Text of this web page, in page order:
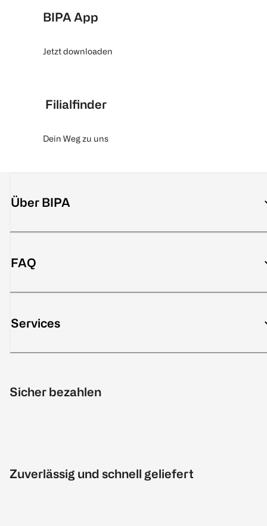
BIPA App
Jetzt downloaden
Filialfinder
Dein Weg zu uns
Über BIPA
FAQ
Services
Sicher bezahlen
Zuverlässig und schnell geliefert